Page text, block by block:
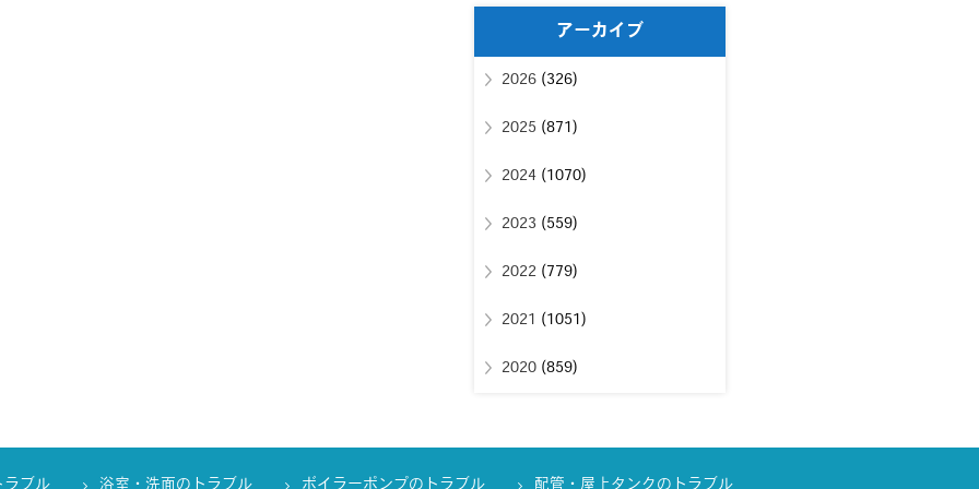
アーカイブ
2026(326)
2025 (871)
2024(1070)
2023 (559)
2022(779)
2021 (1051)
2020(859)
ラブル 浴室・洗面のトラブル ボイラーポンプのトラブル 配管・屋上タンクのトラブル